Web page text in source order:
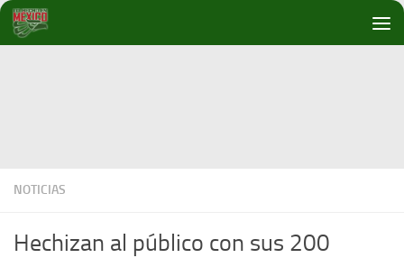
Debajo del contenido
NOTICIAS
Hechizan al público con sus 200